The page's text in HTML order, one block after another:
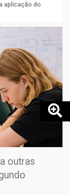
aplicação do
outras